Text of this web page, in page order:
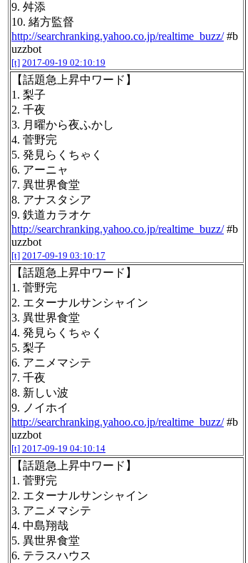
9. 舛添
10. 緒方監督
http://searchranking.yahoo.co.jp/realtime_buzz/#b
uzzbot
[t] 2017-09-19 02:10:19
【話題急上昇中ワード】
1. 梨子
2. 千夜
3. 月曜から夜ふかし
4. 菅野完
5. 発見らくちゃく
6. アーニャ
7. 異世界食堂
8. アナスタシア
9. 鉄道カラオケ
http://searchranking.yahoo.co.jp/realtime_buzz/#b
uzzbot
[t] 2017-09-19 03:10:17
【話題急上昇中ワード】
1. 菅野完
2. エターナルサンシャイン
3. 異世界食堂
4. 発見らくちゃく
5. 梨子
6. アニメマシテ
7. 千夜
8. 新しい波
9. ノイホイ
http://searchranking.yahoo.co.jp/realtime_buzz/#b
uzzbot
[t] 2017-09-19 04:10:14
【話題急上昇中ワード】
1. 菅野完
2. エターナルサンシャイン
3. アニメマシテ
4. 中島翔哉
5. 異世界食堂
6. テラスハウス